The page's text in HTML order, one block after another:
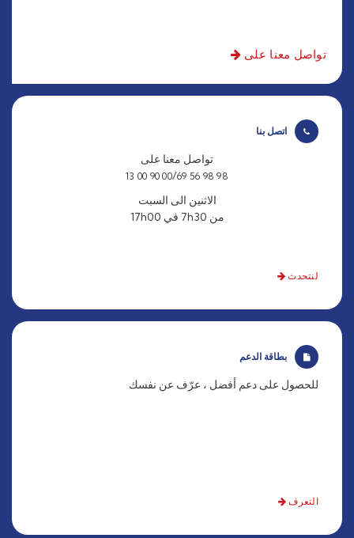
تواصل معنا على
اتصل بنا
تواصل معنا على
98 98 56 00
/69 90 00 13
الاثنين الى السبت
من 7h30 في 17h00
لنتحدث
بطاقة الدعم
للحصول على دعم أفضل ، عرّف عن نفسك
التعرف